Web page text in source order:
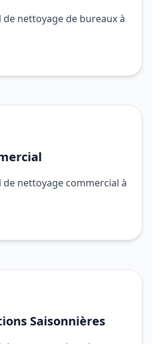
nettoyage de bureaux à
nettoyage commercial à
Saisonnières